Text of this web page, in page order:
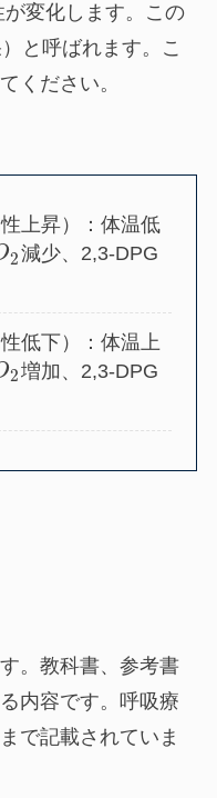
変化します。この
と呼ばれます。こ
ください。
上昇）：体温低
2減少、2,3-DPG
低下）：体温上
2増加、2,3-DPG
。教科書、参考書
内容です。呼吸療
で記載されていま